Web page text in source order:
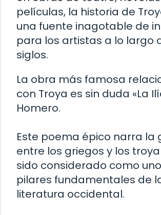
películas, la historia de
una fuente inagotable de
para los artistas a lo largo
siglos.
La obra más famosa
con Troya es sin duda «La
Homero.
Este poema épico narra la
entre los griegos y los
sido considerado como
pilares fundamentales de
literatura occidental.